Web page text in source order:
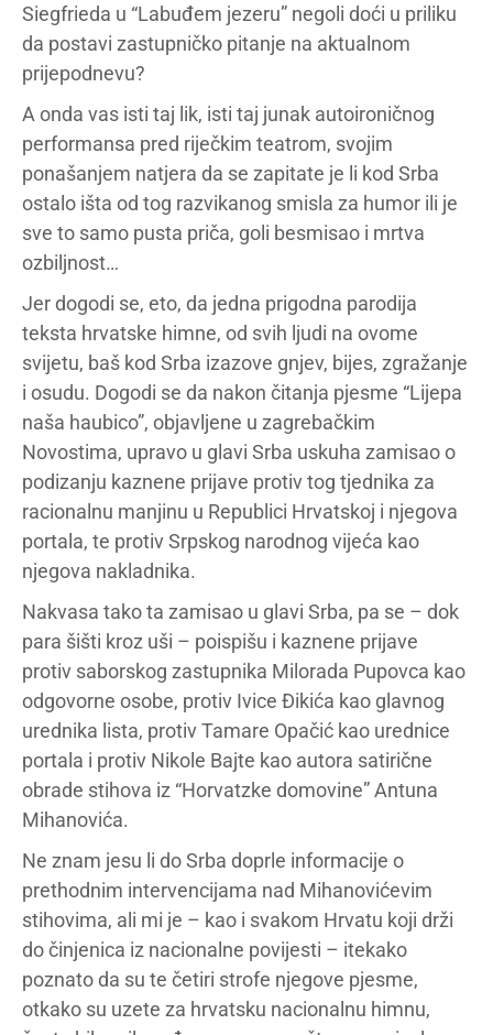
Siegfrieda u “Labuđem jezeru” negoli doći u priliku
da postavi zastupničko pitanje na aktualnom
prijepodnevu?
A onda vas isti taj lik, isti taj junak autoironičnog
performansa pred riječkim teatrom, svojim
ponašanjem natjera da se zapitate je li kod Srba
ostalo išta od tog razvikanog smisla za humor ili je
sve to samo pusta priča, goli besmisao i mrtva
ozbiljnost…
Jer dogodi se, eto, da jedna prigodna parodija
teksta hrvatske himne, od svih ljudi na ovome
svijetu, baš kod Srba izazove gnjev, bijes, zgražanje
i osudu. Dogodi se da nakon čitanja pjesme “Lijepa
naša haubico”, objavljene u zagrebačkim
Novostima, upravo u glavi Srba uskuha zamisao o
podizanju kaznene prijave protiv tog tjednika za
racionalnu manjinu u Republici Hrvatskoj i njegova
portala, te protiv Srpskog narodnog vijeća kao
njegova nakladnika.
Nakvasa tako ta zamisao u glavi Srba, pa se – dok
para šišti kroz uši – poispišu i kaznene prijave
protiv saborskog zastupnika Milorada Pupovca kao
odgovorne osobe, protiv Ivice Đikića kao glavnog
urednika lista, protiv Tamare Opačić kao urednice
portala i protiv Nikole Bajte kao autora satirične
obrade stihova iz “Horvatzke domovine” Antuna
Mihanovića.
Ne znam jesu li do Srba doprle informacije o
prethodnim intervencijama nad Mihanovićevim
stihovima, ali mi je – kao i svakom Hrvatu koji drži
do činjenica iz nacionalne povijesti – itekako
poznato da su te četiri strofe njegove pjesme,
otkako su uzete za hrvatsku nacionalnu himnu,